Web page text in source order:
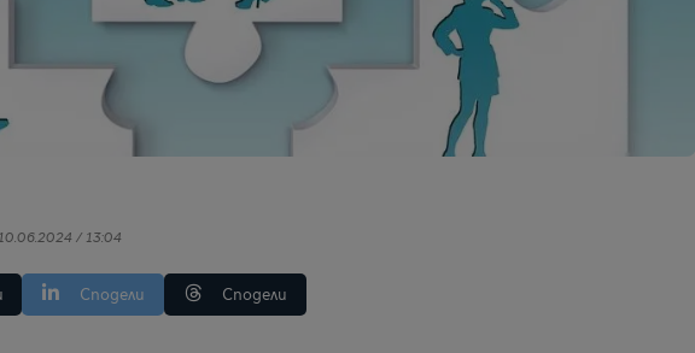
10.06.2024 / 13:04
Сподели Сподели